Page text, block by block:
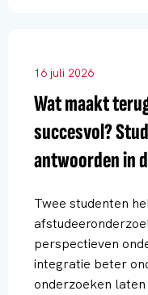
16 juli 2026
Wat maakt
succesvol?
antwoorden in
Twee studenten
perspectieven
integratie beter
onderzoeken